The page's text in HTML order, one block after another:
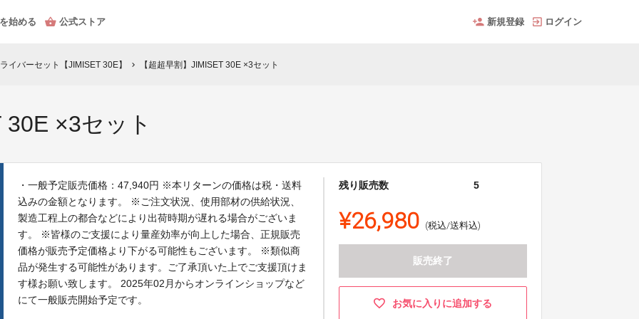
始める 公式ストア 新規登録 ログイン
イバーセット【JIMISET 30E】 chevron_right 【超超早割】JIMISET 30E ×3セット
×3セット
・一般予定販売価格：47,940円 ※本リターンの価格は税・送料
込みの金額となります。 ※ご注文状況、使用部材の供給状況、
製造工程上の都合などにより出荷時期が遅れる場合がございま
す。 ※皆様のご支援により量産効率が向上した場合、正規販売
価格が販売予定価格より下がる可能性もございます。 ※類似商
品が発生する可能性があります。ご了承頂いた上でご支援頂けま
す様お願い致します。 2025年02月からオンラインショップなど
にて一般販売開始予定です。
残り販売数 5
¥26,980 (税込/送料込)
販売終了
お気に入りに追加する